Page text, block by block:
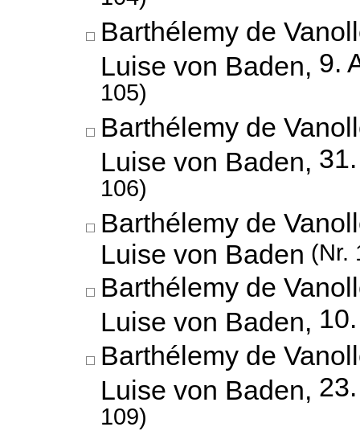
Barthélemy de
Luise von Baden, 9.
105)
Barthélemy de
Luise von Baden,
106)
Barthélemy de
Luise von Baden (Nr.
Barthélemy de
Luise von Baden,
Barthélemy de
Luise von Baden,
109)